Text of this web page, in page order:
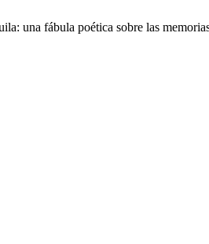
una fábula poética sobre las